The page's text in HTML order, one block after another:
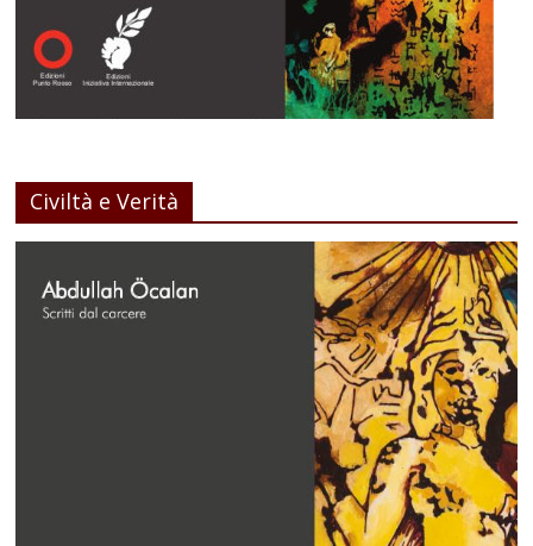
Civiltà e Verità